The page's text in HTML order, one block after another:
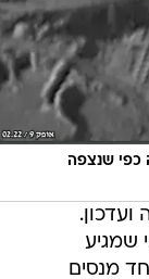
כפי שנצפה
שמגיע
מנסים